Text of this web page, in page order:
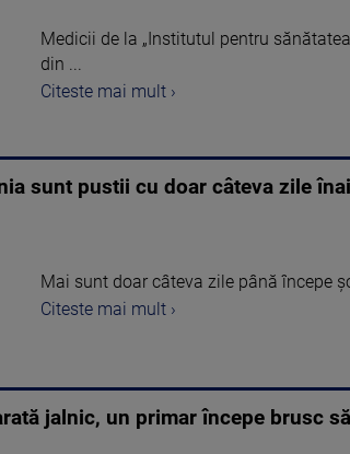
Medicii de la „Institutul pentru
din ...
Citeste mai mult ›
sunt pustii cu doar câteva zile
Mai sunt doar câteva zile până începe
Citeste mai mult ›
jalnic, un primar începe brusc